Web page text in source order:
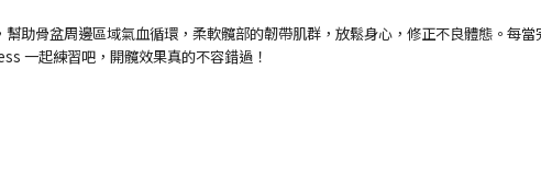
助骨盆周邊區域氣血循環，柔軟髖部的韌帶肌群，放鬆身心，修正不良體態。每
一起練習吧，開髖效果真的不容錯過！